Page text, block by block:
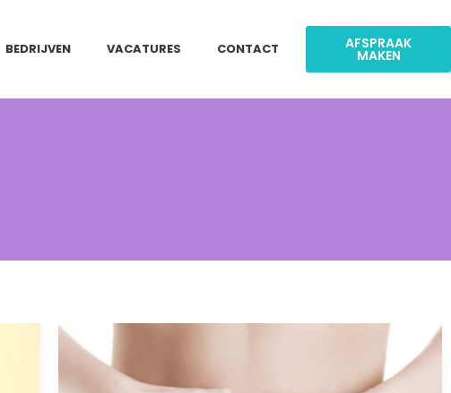
BEDRIJVEN VACATURES CONTACT AFSPRAAK
MAKEN